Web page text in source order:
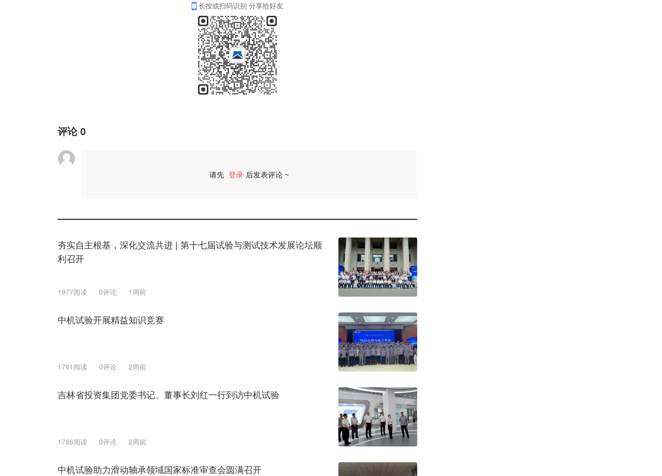
长按或扫码识别 分享给好友
评论0
请先 登录 后发表评论 ~
夯实自主根基，深化交流共进 | 第十七届试验与测试技术发展论坛顺
利召开
1977阅读 0评论 1周前
中机试验开展精益知识竞赛
1761阅读 0评论 2周前
吉林省投资集团党委书记、董事长刘红一行到访中机试验
1786阅读 0评论 2周前
中机试验助力滑动轴承领域国家标准审查会圆满召开